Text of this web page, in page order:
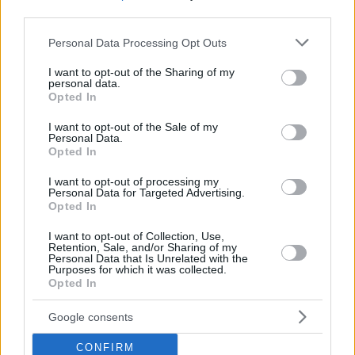
Please note that this website/app uses one or more Google
not limited to your visit or usage behaviour. You may click to
grant or deny consent to Google and its third-party tags to
use your data for below specified purposes in below Google
consent section.
Personal Data Processing Opt Outs
I want to opt-out of the Sharing of my
personal data.
Opted In
I want to opt-out of the Sale of my
Personal Data.
Opted In
I want to opt-out of processing my
Personal Data for Targeted Advertising.
Opted In
I want to opt-out of Collection, Use,
Retention, Sale, and/or Sharing of my
Personal Data that Is Unrelated with the
Purposes for which it was collected.
Opted In
Google consents
CONFIRM
fonte:
Dalla Conquista fino al 970, gli Ungari razziarono i Balcani
(territori bizantini e bulgari) per 17 volte mentre, fino al 955,
condussero
13-16 invasioni che prendono di mira l’Italia,
28 che prendono di mira i territori tedeschi,
12 che prendono di mira i territori francesi,